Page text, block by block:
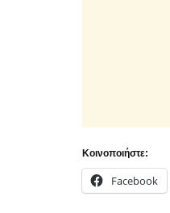
Κοινοποιήστε:
Facebook